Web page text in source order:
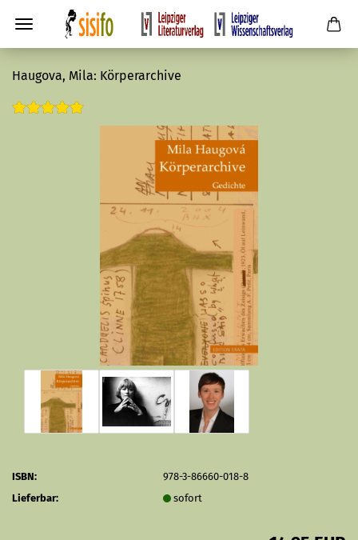
Haugova, Mila: Körperarchive
ISBN:
978-3-86660-018-8
Lieferbar:
sofort